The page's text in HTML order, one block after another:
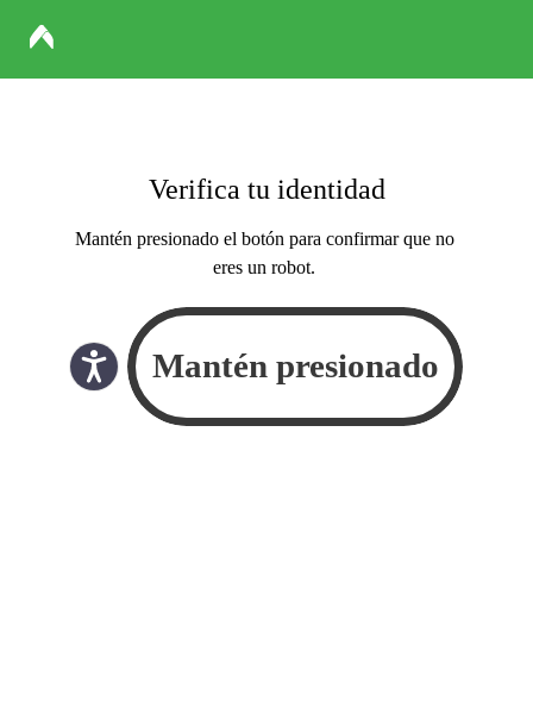
Verifica tu identidad
Mantén presionado el botón para confirmar que no
eres un robot.